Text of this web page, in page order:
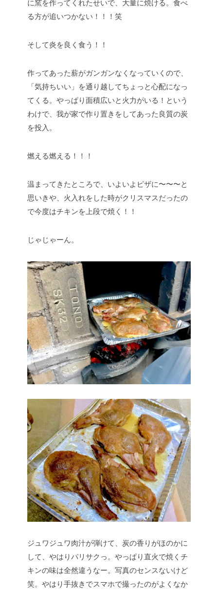
に窯を作ってくれたせいで、大量に焼ける。食べ
る方が追いつかない！！！笑
そして炎を良く食う！！
作ってあった薪がガンガンなくなっていくので、
「気持ちいい」を通り越してちょっと心配になっ
てくる。やっぱり面積広いと火力がいる！という
わけで、我が家で作り置きをしてあった良質の炭
を投入。
燃える燃える！！！
温まってきたところで、いよいよピザに〜〜〜と
思いきや、火入れをした時がクリスマスだったの
で今度はチキンを上段で焼く！！
じゃじゃーん。
ジュワジュワ肉汁が弾けて、炭の香りがほのかに
して、やはりパリサクっ。やっぱり直火で焼くチ
キンの味は全然違うなー。写真のセンスないけど
笑。やはり手抜きでスマホで撮ったのがよくなか